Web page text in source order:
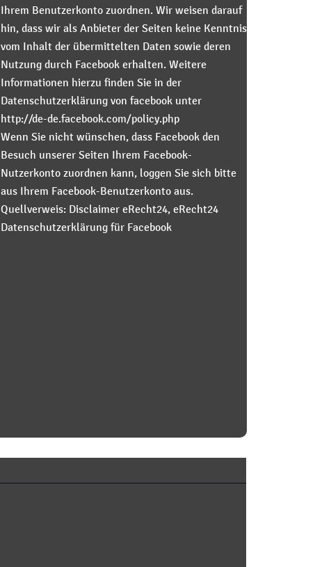
Ihrem Benutzerkonto zuordnen. Wir weisen darauf
hin, dass wir als Anbieter der Seiten keine Kenntnis
vom Inhalt der übermittelten Daten sowie deren
Nutzung durch Facebook erhalten. Weitere
Informationen hierzu finden Sie in der
Datenschutzerklärung von facebook unter
http://de-de.facebook.com/policy.php
Wenn Sie nicht wünschen, dass Facebook den
Besuch unserer Seiten Ihrem Facebook-
Nutzerkonto zuordnen kann, loggen Sie sich bitte
aus Ihrem Facebook-Benutzerkonto aus.
Quellverweis: Disclaimer eRecht24, eRecht24
Datenschutzerklärung für Facebook